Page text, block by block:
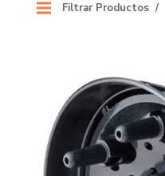
Filtrar Productos